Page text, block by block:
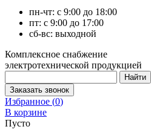
пн-чт: с 9:00 до 18:00
пт: с 9:00 до 17:00
сб-вс: выходной
Комплексное снабжение
электротехнической продукцией
Избранное (0)
В корзине
Пусто